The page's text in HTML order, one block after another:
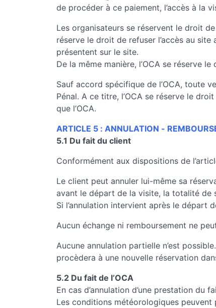
de procéder à ce paiement, l’accès à la
Les organisateurs se réservent le droit
réserve le droit de refuser l’accès au
présentent sur le site.
De la même manière, l’OCA se réserve
Sauf accord spécifique de l’OCA, toute
Pénal. A ce titre, l’OCA se réserve le
que l’OCA.
ARTICLE 5 : ANNULATION -
5.1 Du fait du client
Conformément aux dispositions de
Le client peut annuler lui-même sa
avant le départ de la visite, la totalité de
Si l’annulation intervient après le départ
Aucun échange ni remboursement ne
Aucune annulation partielle n’est
procèdera à une nouvelle réservation
5.2 Du fait de l’OCA
En cas d’annulation d’une prestation du
Les conditions météorologiques